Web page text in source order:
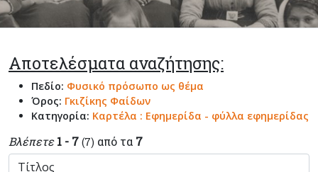
Αποτελέσματα αναζήτησης:
Πεδίο: Φυσικό πρόσωπο ως θέμα
Όρος: Γκιζίκης Φαίδων
Κατηγορία: Καρτέλα : Εφημερίδα - φύλλα εφημερίδας
Βλέπετε 1 - 7 (7) από τα 7